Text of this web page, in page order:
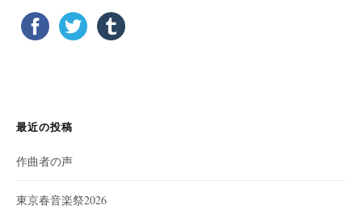
最近の投稿
作曲者の声
東京春音楽祭2026